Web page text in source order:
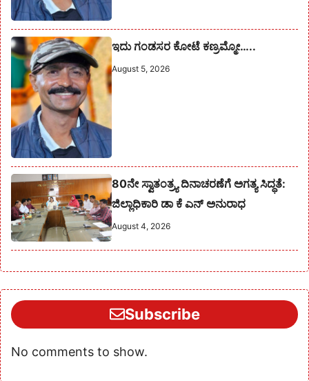
ಇದು ಗಂಡಸರ ಕೋಟೆ ಕಣ್ರಮ್ಮೋ…..
August 5, 2026
80ನೇ ಸ್ವಾತಂತ್ರ್ಯ ದಿನಾಚರಣೆಗೆ ಅಗತ್ಯ ಸಿದ್ಧತೆ:
ಜಿಲ್ಲಾಧಿಕಾರಿ ಡಾ ಕೆ ಎನ್ ಅನುರಾಧ
August 4, 2026
Subscribe
No comments to show.